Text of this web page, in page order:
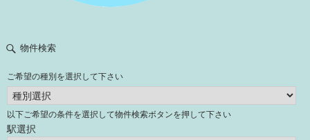
物件検索
ご希望の種別を選択して下さい
以下ご希望の条件を選択して物件検索ボタンを押して下さい
駅選択